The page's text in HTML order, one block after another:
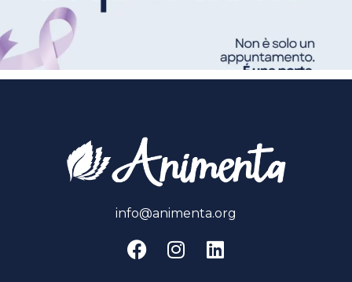
info@animenta.org